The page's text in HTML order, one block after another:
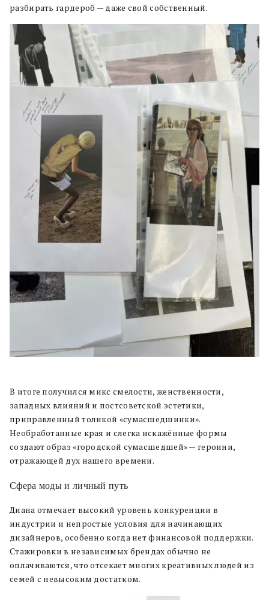
разбирать гардероб — даже свой собственный.
В итоге получился микс смелости, женственности,
западных влияний и постсоветской эстетики,
приправленный толикой «сумасшедшинки».
Необработанные края и слегка искажённые формы
создают образ «городской сумасшедшей» — героини,
отражающей дух нашего времени.
Сфера моды и личный путь
Диана отмечает высокий уровень конкуренции в
индустрии и непростые условия для начинающих
дизайнеров, особенно когда нет финансовой поддержки.
Стажировки в независимых брендах обычно не
оплачиваются, что отсекает многих креативных людей из
семей с невысоким достатком.